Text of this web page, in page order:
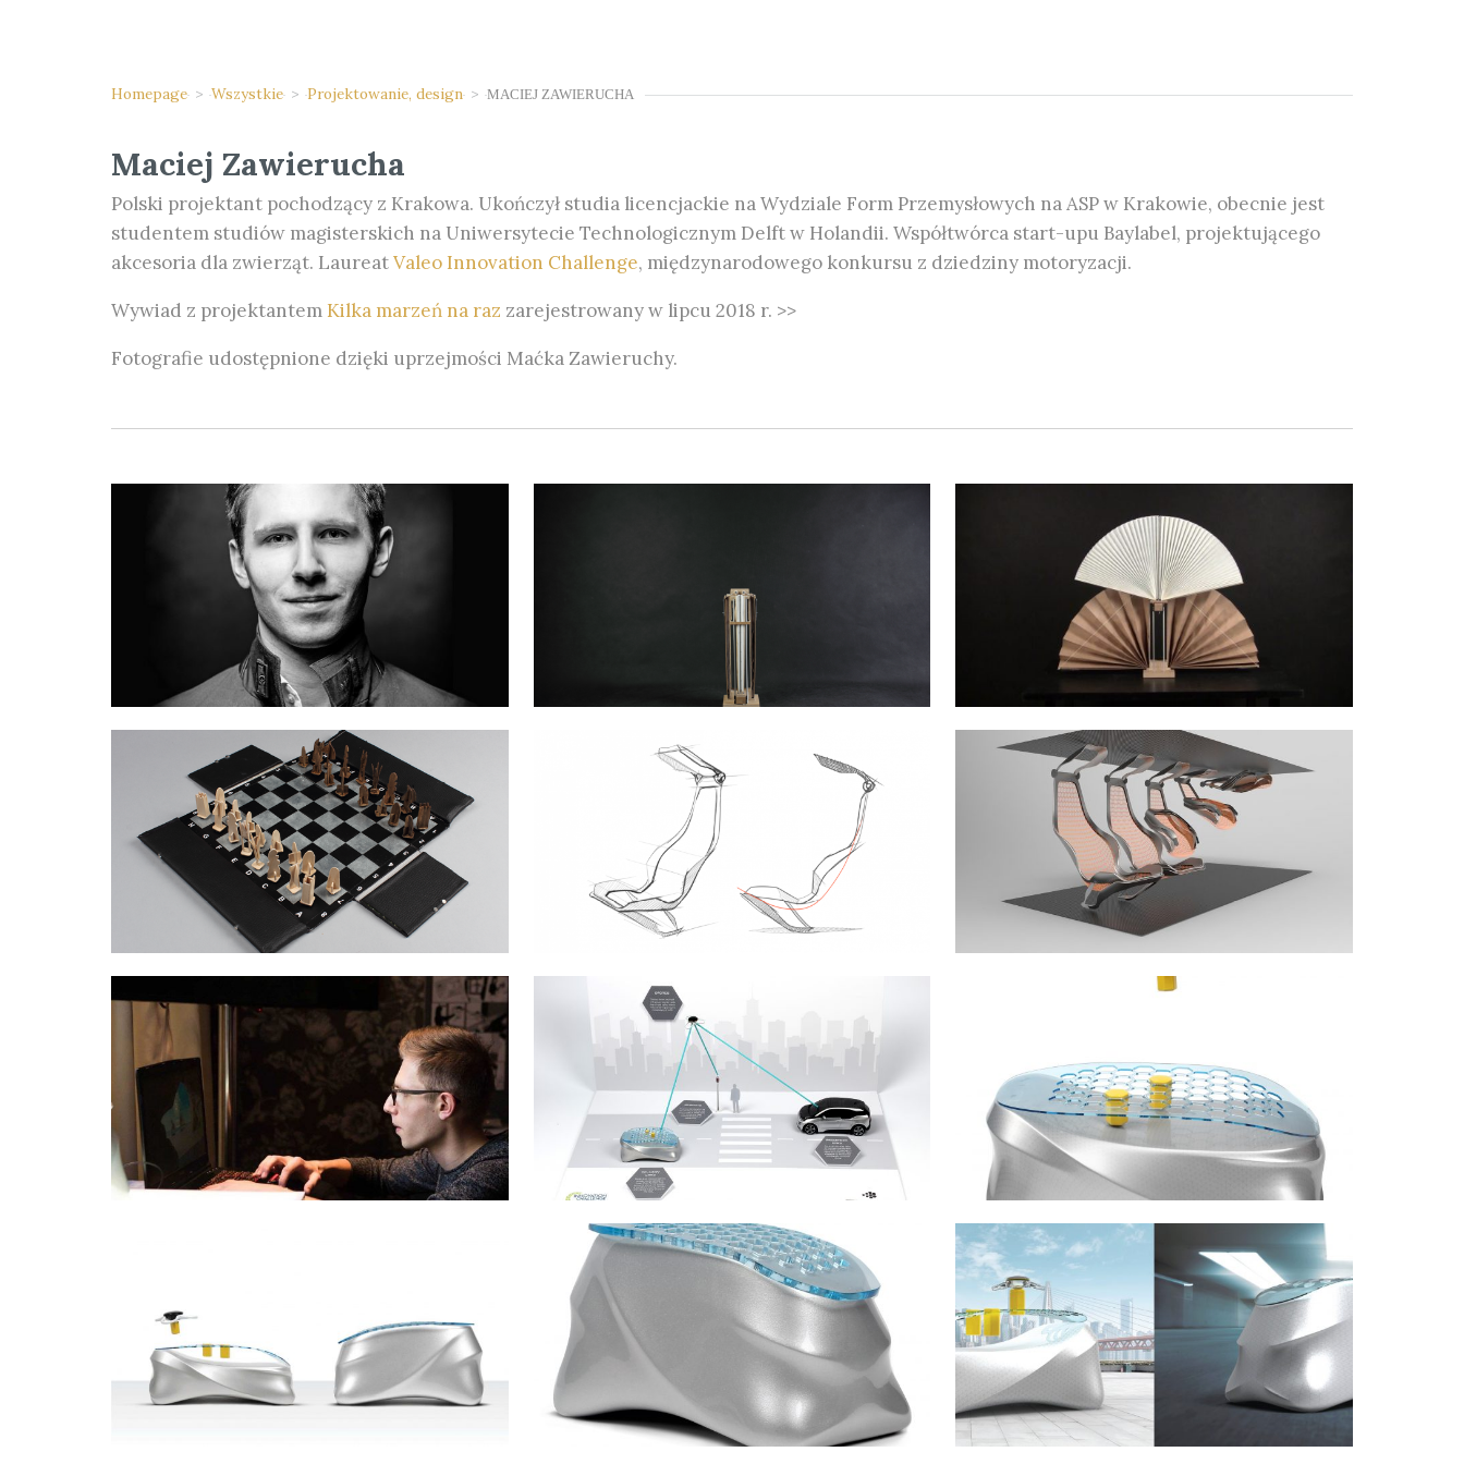
Homepage > Wszystkie > Projektowanie, design > MACIEJ ZAWIERUCHA
Maciej Zawierucha
Polski projektant pochodzący z Krakowa. Ukończył studia licencjackie na Wydziale Form Przemysłowych na ASP w Krakowie, obecnie jest
studentem studiów magisterskich na Uniwersytecie Technologicznym Delft w Holandii. Współtwórca start-upu Baylabel, projektującego
akcesoria dla zwierząt. LaureatValeo Innovation Challenge, międzynarodowego konkursu z dziedziny motoryzacji.
Wywiad z projektantem Kilka marzeń na raz zarejestrowany w lipcu 2018 r. >>
Fotografie udostępnione dzięki uprzejmości Maćka Zawieruchy.